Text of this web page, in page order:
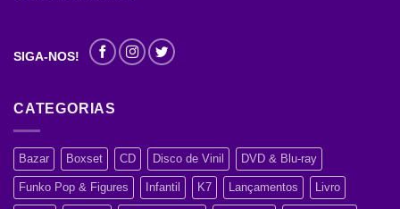
SIGA-NOS!
CATEGORIAS
Bazar Boxset CD Disco de Vinil DVD & Blu-ray
Funko Pop & Figures Infantil K7 Lançamentos Livro